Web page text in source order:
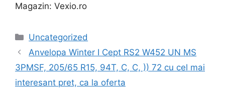
Magazin: Vexio.ro
Categories
Uncategorized
Anvelopa Winter I Cept RS2 W452 UN MS
3PMSF, 205/65 R15, 94T, C, C, )) 72 cu cel mai
interesant pret, ca la oferta